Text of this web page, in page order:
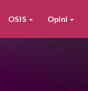
OSIS Opini